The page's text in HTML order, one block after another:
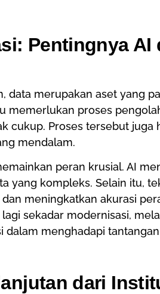
Pentingnya AI
data merupakan aset yang
memerlukan proses
cukup. Proses tersebut juga
mendalam.
peran krusial. AI
yang kompleks. Selain itu,
meningkatkan akurasi
sekadar modernisasi,
menghadapi
dari